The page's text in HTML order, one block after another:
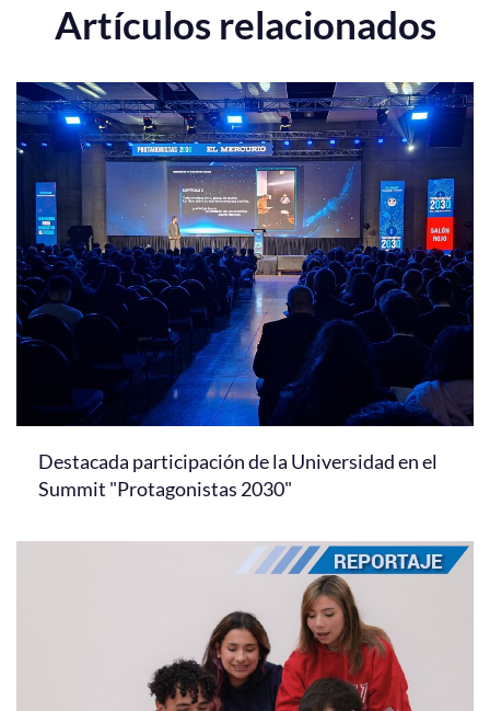
Artículos relacionados
Destacada participación de la Universidad en el
Summit "Protagonistas 2030"